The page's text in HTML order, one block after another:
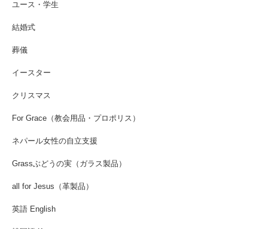
ユース・学生
結婚式
葬儀
イースター
クリスマス
For Grace（教会用品・プロポリス）
ネパール女性の自立支援
Grassぶどうの実（ガラス製品）
all for Jesus（革製品）
英語 English